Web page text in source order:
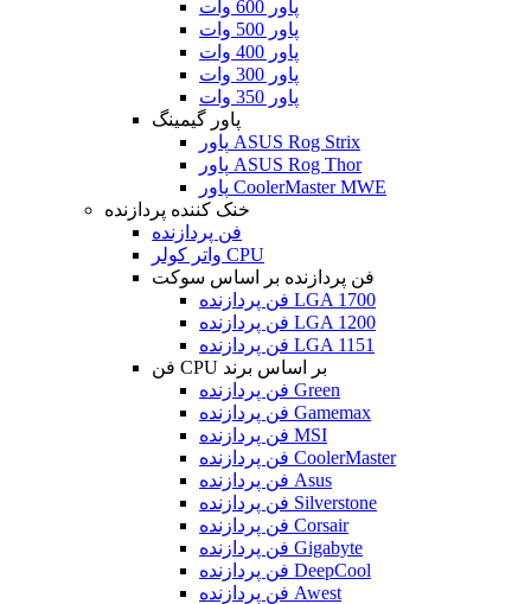
پاور 600 وات
پاور 500 وات
پاور 400 وات
پاور 300 وات
پاور 350 وات
پاور گیمینگ
پاور ASUS Rog Strix
پاور ASUS Rog Thor
پاور CoolerMaster MWE
خنک کننده پردازنده
فن پردازنده
واتر کولر CPU
فن پردازنده بر اساس سوکت
فن پردازنده LGA 1700
فن پردازنده LGA 1200
فن پردازنده LGA 1151
فن CPU بر اساس برند
فن پردازنده Green
فن پردازنده Gamemax
فن پردازنده MSI
فن پردازنده CoolerMaster
فن پردازنده Asus
فن پردازنده Silverstone
فن پردازنده Corsair
فن پردازنده Gigabyte
فن پردازنده DeepCool
فن پردازنده Awest